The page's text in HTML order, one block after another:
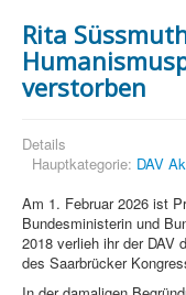
Rita
verstorben
Details
Hauptkategorie: DAV
Am 1. Februar 2026 ist
Bundesministerin und
2018 verlieh ihr der DAV
des Saarbrücker